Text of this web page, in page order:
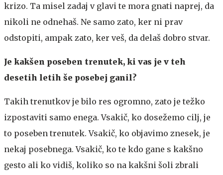
krizo. Ta misel zadaj v glavi te mora gnati naprej, da
nikoli ne odnehaš. Ne samo zato, ker ni prav
odstopiti, ampak zato, ker veš, da delaš dobro stvar.
Je kakšen poseben trenutek, ki vas je v teh
desetih letih še posebej ganil?
Takih trenutkov je bilo res ogromno, zato je težko
izpostaviti samo enega. Vsakič, ko dosežemo cilj, je
to poseben trenutek. Vsakič, ko objavimo znesek, je
nekaj posebnega. Vsakič, ko te kdo gane s kakšno
gesto ali ko vidiš, koliko so na kakšni šoli zbrali